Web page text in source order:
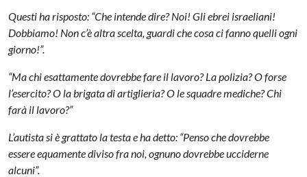
Questi ha risposto: “Che intende dire? Noi! Gli ebrei israeliani!
Dobbiamo! Non c’è altra scelta, guardi che cosa ci fanno quelli ogni
giorno!”.
“Ma chi esattamente dovrebbe fare il lavoro? La polizia? O forse
l’esercito? O la brigata di artiglieria? O le squadre mediche? Chi
farà il lavoro?”
L’autista si è grattato la testa e ha detto: “Penso che dovrebbe
essere equamente diviso fra noi, ognuno dovrebbe ucciderne
alcuni”.